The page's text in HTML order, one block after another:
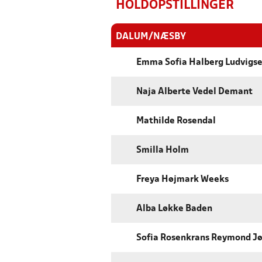
HOLDOPSTILLINGER
DALUM/NÆSBY
Emma Sofia Halberg
Naja Alberte Vedel Demant
Mathilde Rosendal
Smilla Holm
Freya Højmark Weeks
Alba Løkke Baden
Sofia Rosenkrans Reymond